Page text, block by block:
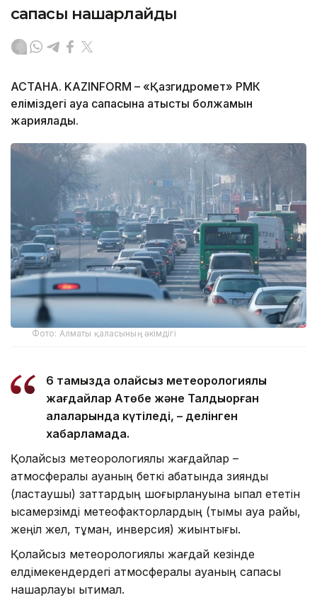
сапасы нашарлайды
АСТАНА. KAZINFORM – «Қазгидромет» РМК
еліміздегі ауа сапасына қатысты болжамын
жариялады.
Фото: Алматы қаласының әкімдігі
6 тамызда қолайсыз метеорологиялық
жағдайлар Ақтөбе және Талдықорған
қалаларында күтіледі, – делінген
хабарламада.
Қолайсыз метеорологиялық жағдайлар –
атмосфералық ауаның беткі қабатында зиянды
(ластаушы) заттардың шоғырлануына ықпал ететін
қысқамерзімді метеофакторлардың (тымық ауа райы,
жеңіл жел, тұман, инверсия) жиынтығы.
Қолайсыз метеорологиялық жағдай кезінде
елдімекендердегі атмосфералық ауаның сапасы
нашарлауы ықтимал.